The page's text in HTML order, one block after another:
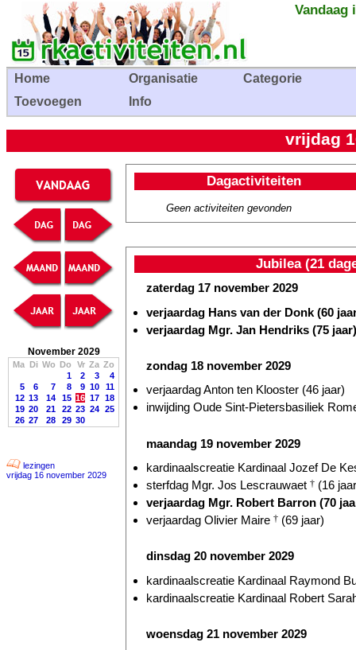
Vandaag
Home Organisatie
Categorie
Toevoegen
Info
vrijdag
November 2029
Ma Di Wo Do Vr Za Zo
1
2 3
4
5
6 7 8 9 10
11
12 13 14 15 16 17 18
19 20 21 22 23 24 25
26 27 28 29 30
lezingen
vrijdag 16 november 2029
Dagactiviteiten
Geen activiteiten gevonden
Jubilea (21
zaterdag 17 november 2029
verjaardag Hans van der Donk (60
verjaardag Mgr. Jan Hendriks (75 jaar)
zondag 18 november 2029
verjaardag Anton ten Klooster (46 jaar)
inwijding Oude Sint-Pietersbasiliek
maandag 19 november 2029
kardinaalscreatie Kardinaal Jozef De
sterfdag Mgr. Jos Lescrauwaet † (16
verjaardag Mgr. Robert Barron (70
verjaardag Olivier Maire † (69 jaar)
dinsdag 20 november 2029
kardinaalscreatie Kardinaal Raymond
kardinaalscreatie Kardinaal Robert
woensdag 21 november 2029